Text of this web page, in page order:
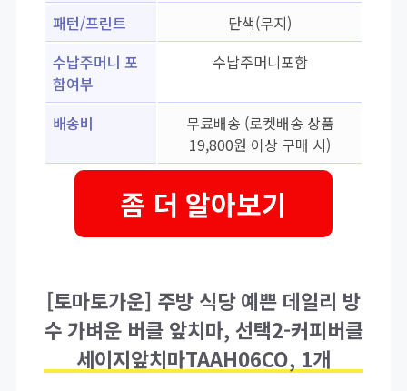
패턴/프린트
단색(무지)
수납주머니 포
함여부
수납주머니포함
배송비
무료배송 (로켓배송 상품
19,800원 이상 구매 시)
좀 더 알아보기
[토마토가운] 주방 식당 예쁜 데일리 방
수 가벼운 버클 앞치마, 선택2-커피버클
세이지앞치마TAAH06CO, 1개